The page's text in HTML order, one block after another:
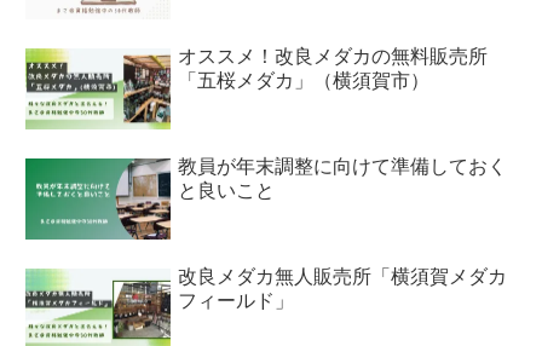
オススメ！改良メダカの無料販売所
「五桜メダカ」（横須賀市）
教員が年末調整に向けて準備しておく
と良いこと
改良メダカ無人販売所「横須賀メダカ
フィールド」